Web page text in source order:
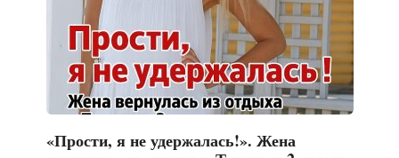
«Прости, я не удержалась!». Жена